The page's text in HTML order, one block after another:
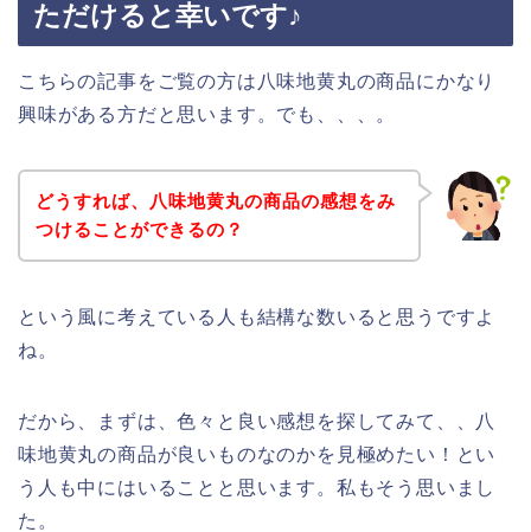
ただけると幸いです♪
こちらの記事をご覧の方は八味地黄丸の商品にかなり
興味がある方だと思います。でも、、、。
どうすれば、八味地黄丸の商品の感想をみ
つけることができるの？
という風に考えている人も結構な数いると思うですよ
ね。
だから、まずは、色々と良い感想を探してみて、、八
味地黄丸の商品が良いものなのかを見極めたい！とい
う人も中にはいることと思います。私もそう思いまし
た。